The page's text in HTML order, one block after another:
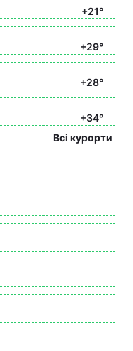
+21°
+29°
+28°
+34°
Всі курорти